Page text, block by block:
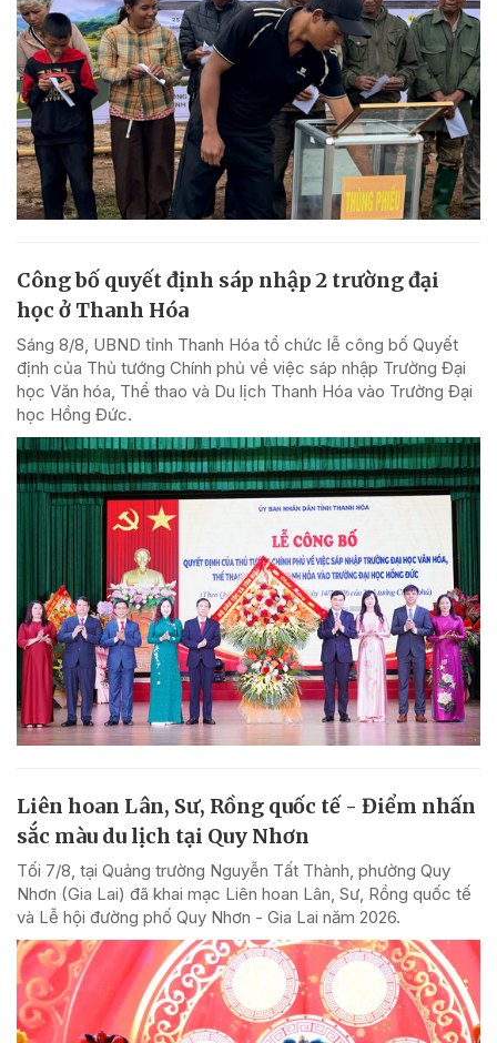
Công bố quyết định sáp nhập 2 trường đại
học ở Thanh Hóa
Sáng 8/8, UBND tỉnh Thanh Hóa tổ chức lễ công bố Quyết
định của Thủ tướng Chính phủ về việc sáp nhập Trường Đại
học Văn hóa, Thể thao và Du lịch Thanh Hóa vào Trường Đại
học Hồng Đức.
Liên hoan Lân, Sư, Rồng quốc tế - Điểm nhấn
sắc màu du lịch tại Quy Nhơn
Tối 7/8, tại Quảng trường Nguyễn Tất Thành, phường Quy
Nhơn (Gia Lai) đã khai mạc Liên hoan Lân, Sư, Rồng quốc tế
và Lễ hội đường phố Quy Nhơn - Gia Lai năm 2026.